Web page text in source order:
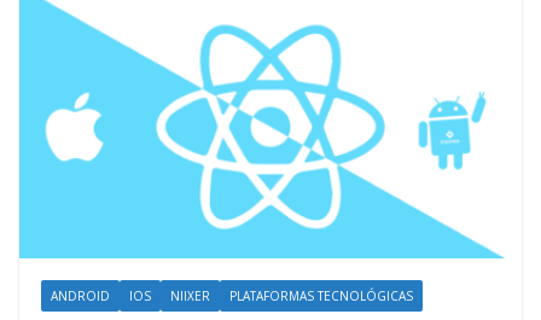
ANDROID IOS NIIXER PLATAFORMAS TECNOLÓGICAS